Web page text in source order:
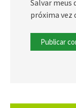
Salvar meus
próxima vez